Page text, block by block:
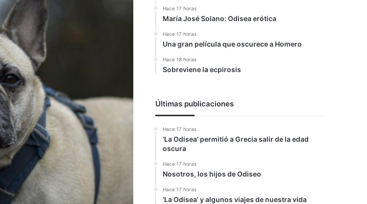
Hace 17 horas
María José Solano: Odisea erótica
Hace 17 horas
Una gran película que oscurece a Homero
Hace 18 horas
Sobreviene la ecpirosis
Últimas publicaciones
Hace 17 horas
‘La Odisea’ permitió a Grecia salir de la edad
oscura
Hace 17 horas
Nosotros, los hijos de Odiseo
Hace 17 horas
‘La Odisea’ y algunos viajes de nuestra vida